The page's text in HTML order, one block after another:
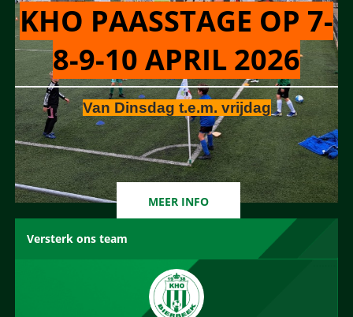
KHO PAASSTAGE OP 7-
8-9-10 APRIL 2026
Van Dinsdag t.e.m. vrijdag
MEER INFO
Versterk ons team